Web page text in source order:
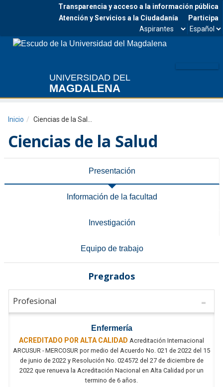
Transparencia y acceso a la información pública
Atención y Servicios a la Ciudadanía
Participa
FacebookInstagram
Youtube
Seleccionar
estamento
idioma
UNIVERSIDAD DEL
MAGDALENA
Inicio Ciencias de la Salud
Ciencias de la Salud
Presentación
Información de la facultad
Investigación
Equipo de trabajo
Pregrados
Profesional
Enfermería
ACREDITADO POR ALTA CALIDAD Acreditación Internacional
ARCUSUR - MERCOSUR por medio del Acuerdo No. 021 de 2022 del 15
de junio de 2022 y Resolución No. 024572 del 27 de diciembre de
2022 que renueva la Acreditación Nacional en Alta Calidad por un
termino de 6 años.